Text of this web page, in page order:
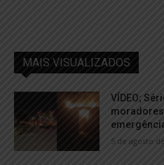
MAIS VISUALIZADOS
VÍDEO;
5 de agosto